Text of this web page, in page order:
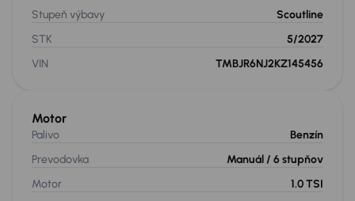
Stupeň výbavy
Scoutline
STK
5/2027
VIN
TMBJR6NJ2KZ145456
Motor
Palivo
Benzín
Prevodovka
Manuál / 6 stupňov
Motor
1.0 TSI